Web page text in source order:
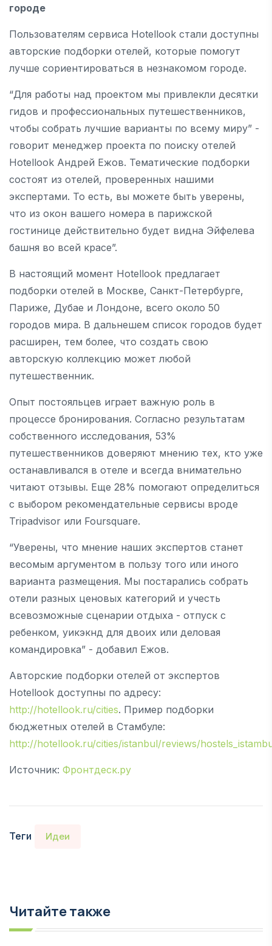
городе
Пользователям сервиса Hotellook стали доступны
авторские подборки отелей, которые помогут
лучше сориентироваться в незнакомом городе.
“Для работы над проектом мы привлекли десятки
гидов и профессиональных путешественников,
чтобы собрать лучшие варианты по всему миру” -
говорит менеджер проекта по поиску отелей
Hotellook Андрей Ежов. Тематические подборки
состоят из отелей, проверенных нашими
экспертами. То есть, вы можете быть уверены,
что из окон вашего номера в парижской
гостинице действительно будет видна Эйфелева
башня во всей красе”.
В настоящий момент Hotellook предлагает
подборки отелей в Москве, Санкт-Петербурге,
Париже, Дубае и Лондоне, всего около 50
городов мира. В дальнешем список городов будет
расширен, тем более, что создать свою
авторскую коллекцию может любой
путешественник.
Опыт постояльцев играет важную роль в
процессе бронирования. Согласно результатам
собственного исследования, 53%
путешественников доверяют мнению тех, кто уже
останавливался в отеле и всегда внимательно
читают отзывы. Еще 28% помогают определиться
с выбором рекомендательные сервисы вроде
Tripadvisor или Foursquare.
“Уверены, что мнение наших экспертов станет
весомым аргументом в пользу того или иного
варианта размещения. Мы постарались собрать
отели разных ценовых категорий и учесть
всевозможные сценарии отдыха - отпуск с
ребенком, уикэкнд для двоих или деловая
командировка” - добавил Ежов.
Авторские подборки отелей от экспертов
Hotellook доступны по адресу:
http://hotellook.ru/cities. Пример подборки
бюджетных отелей в Стамбуле:
http://hotellook.ru/cities/istanbul/reviews/
Источник: Фронтдеск.ру
Теги Идеи
Читайте также